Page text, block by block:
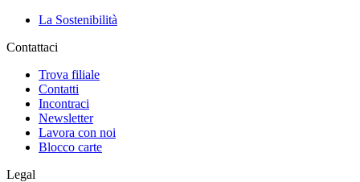
La Sostenibilità
Contattaci
Trova filiale
Contatti
Incontraci
Newsletter
Lavora con noi
Blocco carte
Legal